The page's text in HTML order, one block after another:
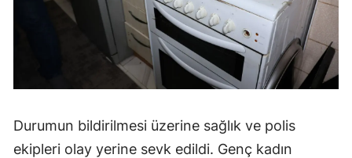
Durumun bildirilmesi üzerine sağlık ve polis
ekipleri olay yerine sevk edildi. Genç kadın